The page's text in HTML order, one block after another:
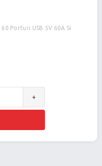
Porturi USB 5V 60A Si
+